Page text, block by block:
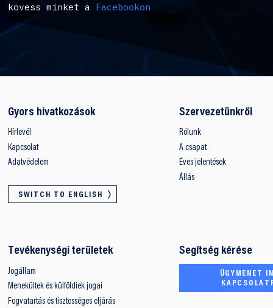
kövess minket a Facebookon
Gyors hivatkozások
Hírlevél
Kapcsolat
Adatvédelem
SWITCH TO ENGLISH
Szervezetünkről
Rólunk
A csapat
Éves jelentések
Állás
Tevékenységi területek
Jogállam
Menekültek és külföldiek jogai
Fogvatartás és tisztességes eljárás
Segítség kérése
ÜGYMENET